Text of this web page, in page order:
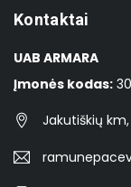
Kontaktai
UAB ARMARA
Įmonės kodas:
Jakutiškių km,